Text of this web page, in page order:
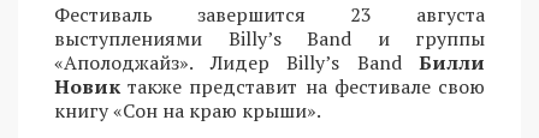
Фестиваль завершится 23 августа
выступлениями Billy’s Band и группы
«Аполоджайз». Лидер Billy’s Band Билли
Новик также представит на фестивале свою
книгу «Сон на краю крыши».